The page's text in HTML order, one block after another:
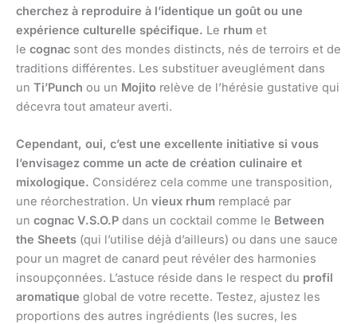
cherchez à reproduire à l’identique un goût ou une
expérience culturelle spécifique. Le rhum et
le cognac sont des mondes distincts, nés de terroirs et de
traditions différentes. Les substituer aveuglément dans
un Ti’Punch ou un Mojito relève de l’hérésie gustative qui
décevra tout amateur averti.
Cependant, oui, c’est une excellente initiative si vous
l’envisagez comme un acte de création culinaire et
mixologique. Considérez cela comme une transposition,
une réorchestration. Un vieux rhum remplacé par
un cognac V.S.O.P dans un cocktail comme le Between
the Sheets (qui l’utilise déjà d’ailleurs) ou dans une sauce
pour un magret de canard peut révéler des harmonies
insoupçonnées. L’astuce réside dans le respect du profil
aromatique global de votre recette. Testez, ajustez les
proportions des autres ingrédients (les sucres, les